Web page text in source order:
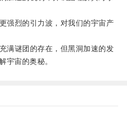
烈的引力波，对我们的宇宙产
谜团的存在，但黑洞加速的发
宇宙的奥秘。